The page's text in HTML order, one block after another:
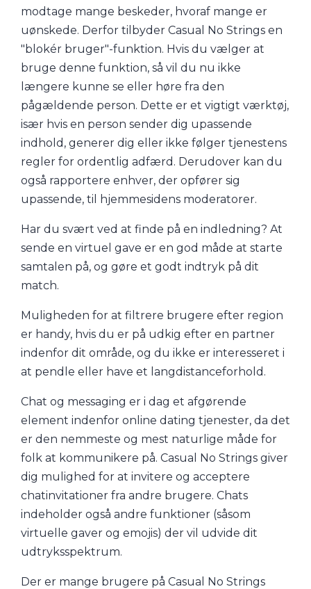
modtage mange beskeder, hvoraf mange er
uønskede. Derfor tilbyder Casual No Strings en
"blokér bruger"-funktion. Hvis du vælger at
bruge denne funktion, så vil du nu ikke
længere kunne se eller høre fra den
pågældende person. Dette er et vigtigt værktøj,
især hvis en person sender dig upassende
indhold, generer dig eller ikke følger tjenestens
regler for ordentlig adfærd. Derudover kan du
også rapportere enhver, der opfører sig
upassende, til hjemmesidens moderatorer.
Har du svært ved at finde på en indledning? At
sende en virtuel gave er en god måde at starte
samtalen på, og gøre et godt indtryk på dit
match.
Muligheden for at filtrere brugere efter region
er handy, hvis du er på udkig efter en partner
indenfor dit område, og du ikke er interesseret i
at pendle eller have et langdistanceforhold.
Chat og messaging er i dag et afgørende
element indenfor online dating tjenester, da det
er den nemmeste og mest naturlige måde for
folk at kommunikere på. Casual No Strings giver
dig mulighed for at invitere og acceptere
chatinvitationer fra andre brugere. Chats
indeholder også andre funktioner (såsom
virtuelle gaver og emojis) der vil udvide dit
udtryksspektrum.
Der er mange brugere på Casual No Strings